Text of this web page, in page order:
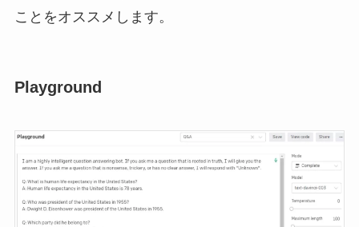
ことをオススメします。
Playground